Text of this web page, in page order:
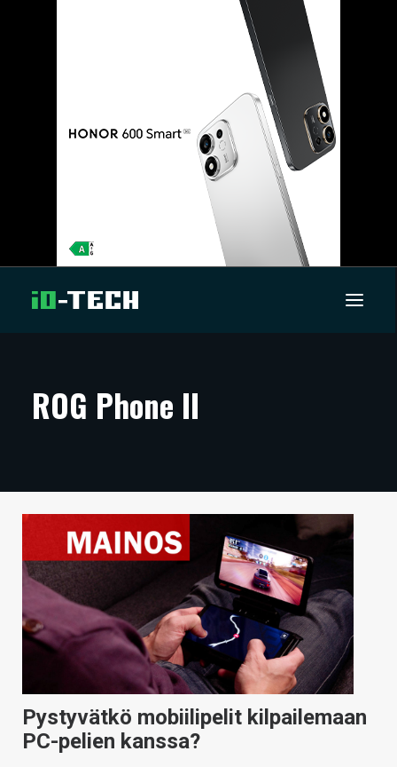
ARTIKKELIT
TECHBBS
HINTA.FI
KAUPPA
VAIHDA TEEMA
HAKU
ROG Phone II
Pystyvätkö mobiilipelit kilpailemaan
PC-pelien kanssa?